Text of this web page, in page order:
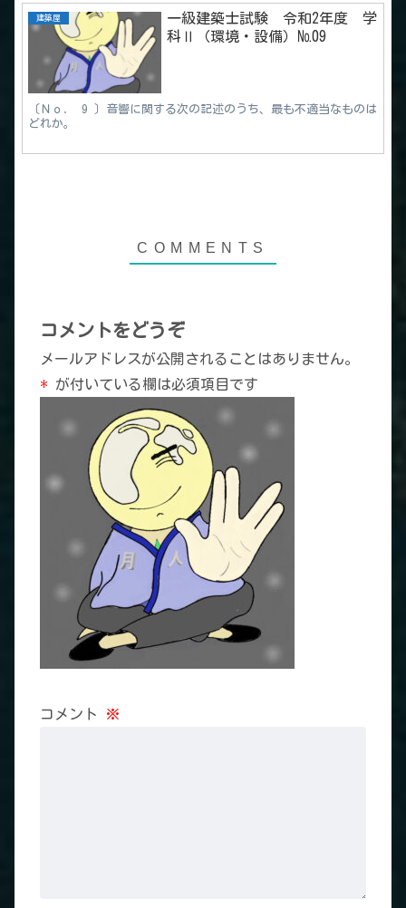
建築屋
一級建築士試験 令和2年度 学
科Ⅱ（環境・設備）№09
〔Ｎｏ． 9 〕音響に関する次の記述のうち、最も不適当なものは
どれか。
コメントをどうぞ
メールアドレスが公開されることはありません。
* が付いている欄は必須項目です
コメント ※